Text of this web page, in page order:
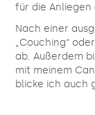
für die
Nach einer
„Couching“
ab. Außerdem
mit meinem
blicke ich auch